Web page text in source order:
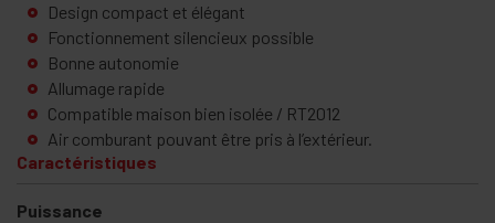
Design compact et élégant
Fonctionnement silencieux possible
Bonne autonomie
Allumage rapide
Compatible maison bien isolée / RT2012
Air comburant pouvant être pris à l’extérieur.
Caractéristiques
Puissance